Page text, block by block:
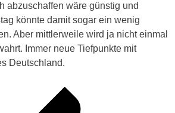
abzuschaffen wäre günstig und
könnte damit sogar ein wenig
Aber mittlerweile wird ja nicht einmal
Immer neue Tiefpunkte mit
Deutschland.